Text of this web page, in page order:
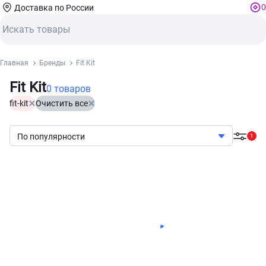
Доставка по России 0
Главная Бренды Fit Kit
Fit Kit0 товаров
fit-kit Очистить все
По популярности 1